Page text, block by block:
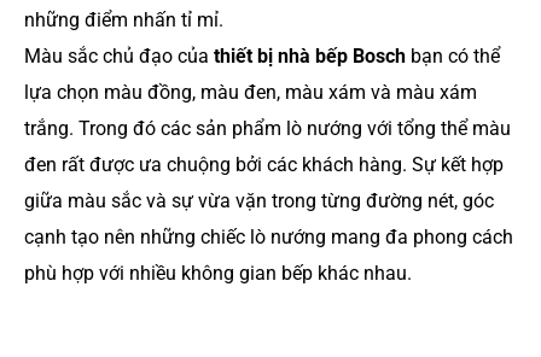
những điểm nhấn tỉ mỉ.
Màu sắc chủ đạo của thiết bị nhà bếp Bosch bạn có thể
lựa chọn màu đồng, màu đen, màu xám và màu xám
trắng. Trong đó các sản phẩm lò nướng với tổng thể màu
đen rất được ưa chuộng bởi các khách hàng. Sự kết hợp
giữa màu sắc và sự vừa vặn trong từng đường nét, góc
cạnh tạo nên những chiếc lò nướng mang đa phong cách
phù hợp với nhiều không gian bếp khác nhau.